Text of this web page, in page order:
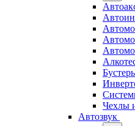
Чехлы
Автозвук